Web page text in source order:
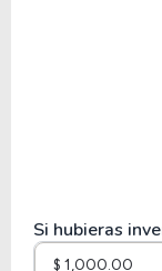
Si hubieras